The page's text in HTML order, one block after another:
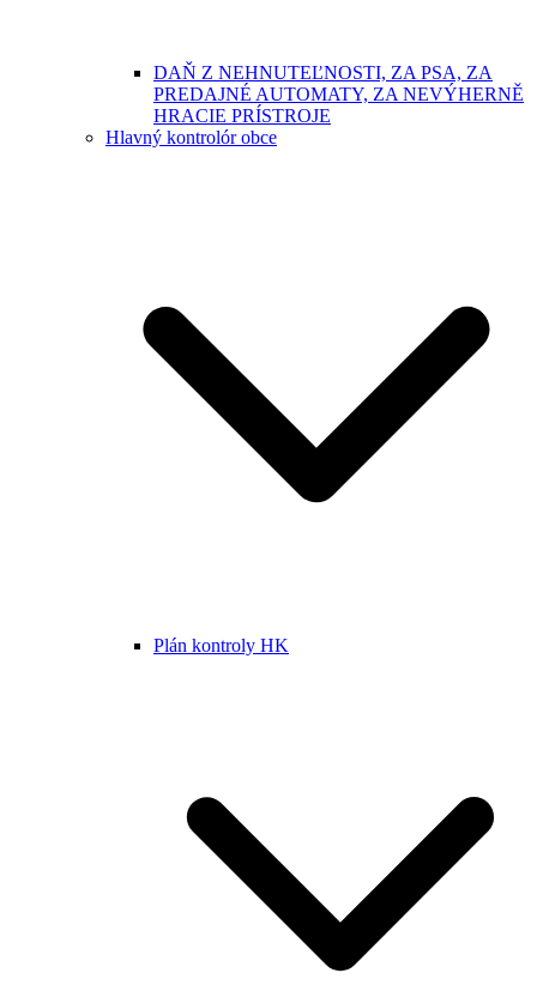
DAŇ Z NEHNUTEĽNOSTI, ZA PSA, ZA
PREDAJNÉ AUTOMATY, ZA NEVÝHERNĚ
HRACIE PRÍSTROJE
Hlavný kontrolór obce
Plán kontroly HK